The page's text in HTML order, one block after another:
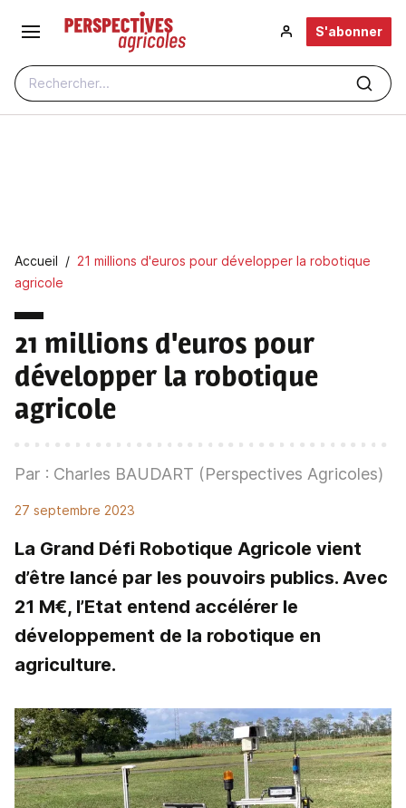
Aller au contenu principal
Rechercher...
S'abonner
Fil d'Ariane
Accueil
21 millions d'euros pour développer la robotique
agricole
21 millions d'euros pour
développer la robotique
agricole
Par : Charles BAUDART (Perspectives Agricoles)
27 septembre 2023
La Grand Défi Robotique Agricole vient
d’être lancé par les pouvoirs publics. Avec
21 M€, l’Etat entend accélérer le
développement de la robotique en
agriculture.